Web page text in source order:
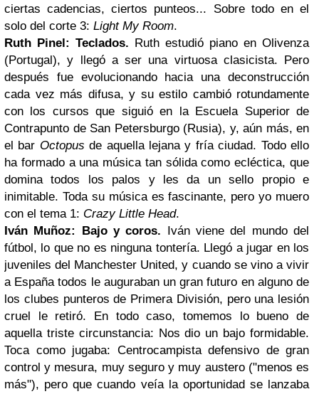
ciertas cadencias, ciertos punteos... Sobre todo en el
solo del corte 3: Light My Room.
Ruth Pinel: Teclados. Ruth estudió piano en Olivenza
(Portugal), y llegó a ser una virtuosa clasicista. Pero
después fue evolucionando hacia una deconstrucción
cada vez más difusa, y su estilo cambió rotundamente
con los cursos que siguió en la Escuela Superior de
Contrapunto de San Petersburgo (Rusia), y, aún más, en
el bar Octopus de aquella lejana y fría ciudad. Todo ello
ha formado a una música tan sólida como ecléctica, que
domina todos los palos y les da un sello propio e
inimitable. Toda su música es fascinante, pero yo muero
con el tema 1: Crazy Little Head.
Iván Muñoz: Bajo y coros. Iván viene del mundo del
fútbol, lo que no es ninguna tontería. Llegó a jugar en los
juveniles del Manchester United, y cuando se vino a vivir
a España todos le auguraban un gran futuro en alguno de
los clubes punteros de Primera División, pero una lesión
cruel le retiró. En todo caso, tomemos lo bueno de
aquella triste circunstancia: Nos dio un bajo formidable.
Toca como jugaba: Centrocampista defensivo de gran
control y mesura, muy seguro y muy austero ("menos es
más"), pero que cuando veía la oportunidad se lanzaba